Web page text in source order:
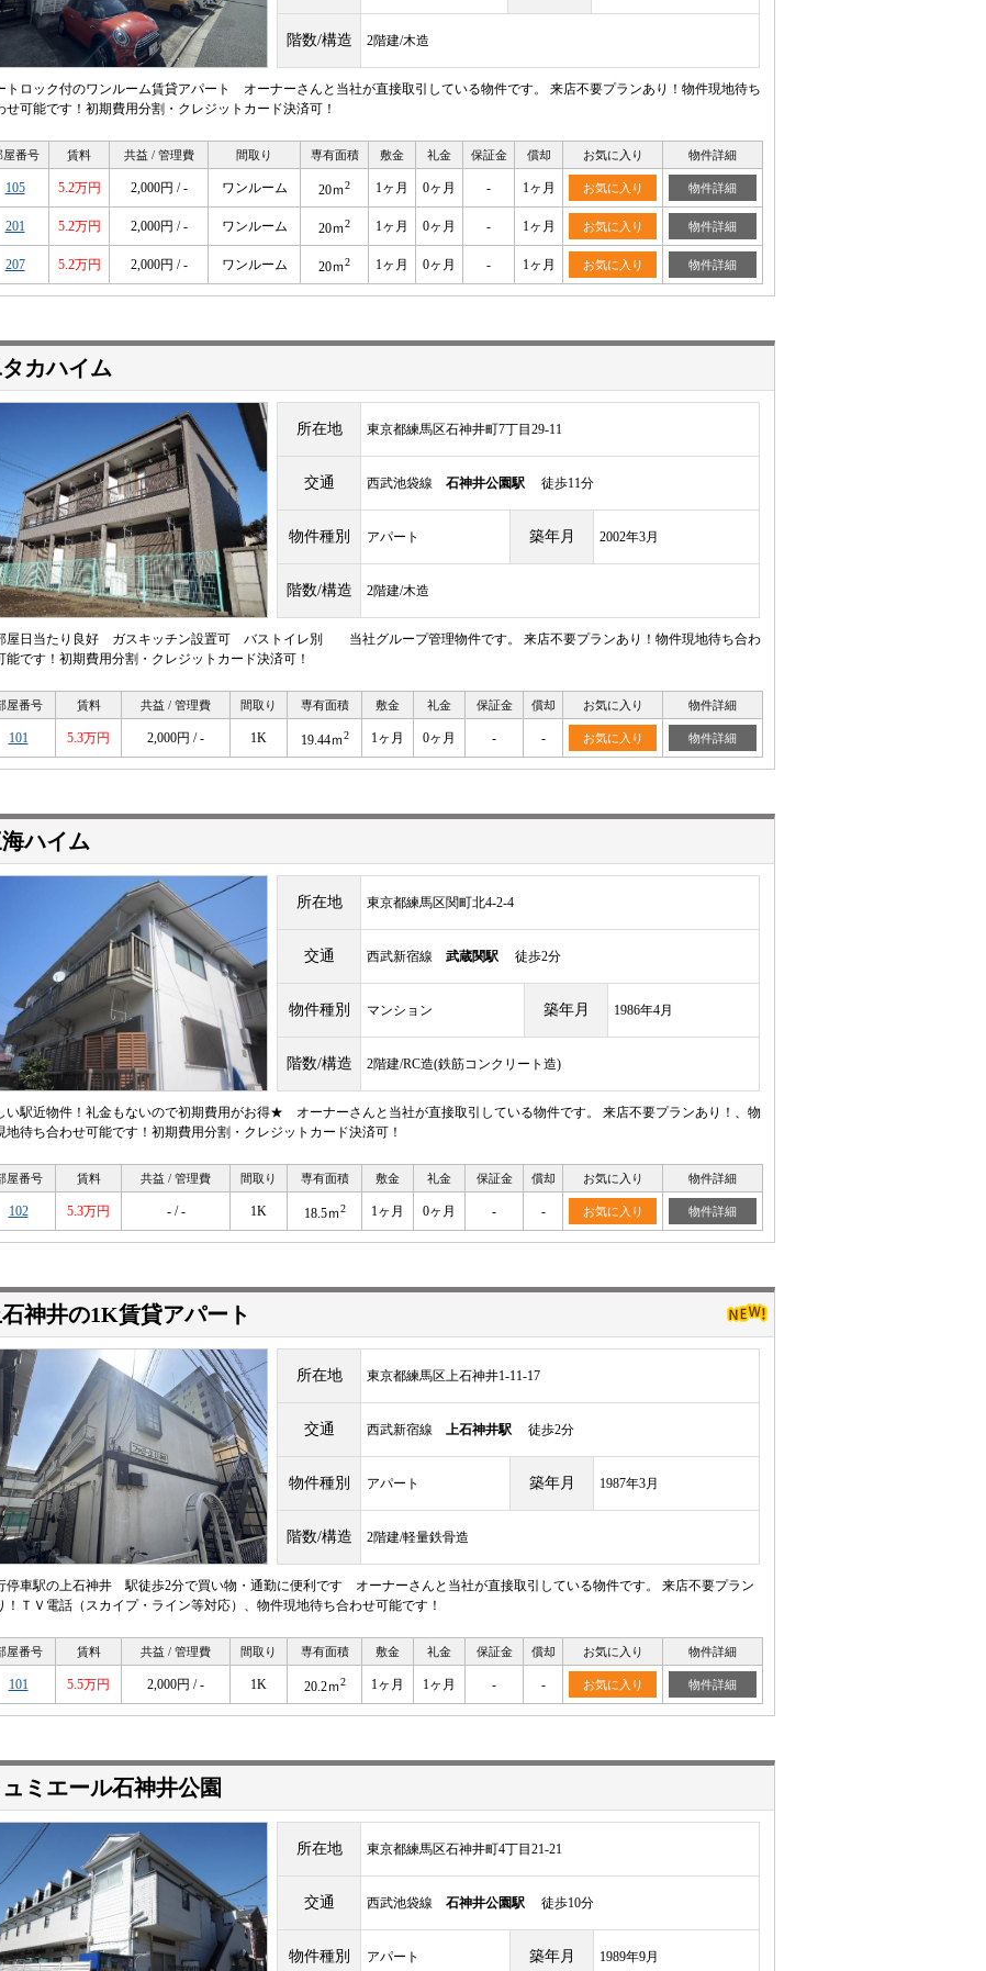
階数/構造 2階建/木造
トロック付のワンルーム賃貸アパート オーナーさんと当社が直接取引している物件です。 来店不要プランあり！物件現地待ち
せ可能です！初期費用分割・クレジットカード決済可！
屋番号 賃料 共益 / 管理費 間取り 専有面積 敷金 礼金 保証金 償却 お気に入り 物件詳細
105 5.2万円 2,000円 / - ワンルーム 20ｍ2 1ヶ月 0ヶ月 - 1ヶ月 お気に入り 物件詳細
201 5.2万円 2,000円 / - ワンルーム 20ｍ2 1ヶ月 0ヶ月 - 1ヶ月 お気に入り 物件詳細
207 5.2万円 2,000円 / - ワンルーム 20ｍ2 1ヶ月 0ヶ月 - 1ヶ月 お気に入り 物件詳細
カハイム
所在地 東京都練馬区石神井町7丁目29-11
交通 西武池袋線 石神井公園駅 徒歩11分
物件種別 アパート 築年月 2002年3月
階数/構造 2階建/木造
屋日当たり良好 ガスキッチン設置可 バストイレ別 当社グループ管理物件です。 来店不要プランあり！物件現地待ち合わ
能です！初期費用分割・クレジットカード決済可！
屋番号 賃料 共益 / 管理費 間取り 専有面積 敷金 礼金 保証金 償却 お気に入り 物件詳細
101 5.3万円 2,000円 / - 1K 19.44ｍ2 1ヶ月 0ヶ月 - - お気に入り 物件詳細
ハイム
所在地 東京都練馬区関町北4-2-4
交通 西武新宿線 武蔵関駅 徒歩2分
物件種別 マンション 築年月 1986年4月
階数/構造 2階建/RC造(鉄筋コンクリート造)
い駅近物件！礼金もないので初期費用がお得★ オーナーさんと当社が直接取引している物件です。 来店不要プランあり！、物
地待ち合わせ可能です！初期費用分割・クレジットカード決済可！
屋番号 賃料 共益 / 管理費 間取り 専有面積 敷金 礼金 保証金 償却 お気に入り 物件詳細
102 5.3万円 - / - 1K 18.5ｍ2 1ヶ月 0ヶ月 - - お気に入り 物件詳細
神井の1K賃貸アパート
所在地 東京都練馬区上石神井1-11-17
交通 西武新宿線 上石神井駅 徒歩2分
物件種別 アパート 築年月 1987年3月
階数/構造 2階建/軽量鉄骨造
停車駅の上石神井 駅徒歩2分で買い物・通勤に便利です オーナーさんと当社が直接取引している物件です。 来店不要プラン
！ＴＶ電話（スカイプ・ライン等対応）、物件現地待ち合わせ可能です！
屋番号 賃料 共益 / 管理費 間取り 専有面積 敷金 礼金 保証金 償却 お気に入り 物件詳細
101 5.5万円 2,000円 / - 1K 20.2ｍ2 1ヶ月 1ヶ月 - - お気に入り 物件詳細
ュミエール石神井公園
所在地 東京都練馬区石神井町4丁目21-21
交通 西武池袋線 石神井公園駅 徒歩10分
物件種別 アパート 築年月 1989年9月